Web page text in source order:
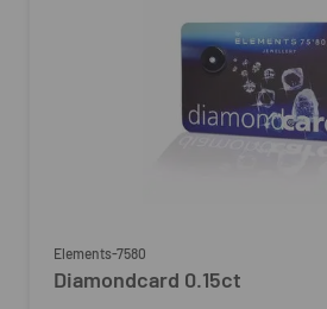
Elements-7580
Diamondcard 0.15ct